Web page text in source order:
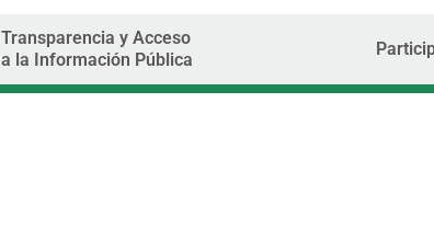
Transparencia y Acceso
a la Información Pública